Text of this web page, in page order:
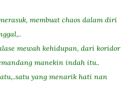
membuat chaos dalam diri
mewah kehidupan, dari koridor
manekin indah itu..
yang menarik hati nan